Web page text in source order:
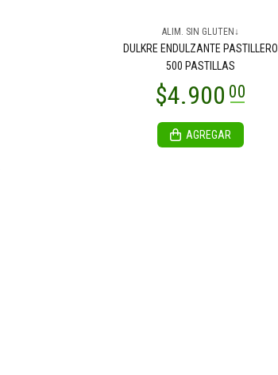
ALIM. SIN GLUTEN↓
DULKRE ENDULZANTE PASTILLERO
500 PASTILLAS
AGREGAR